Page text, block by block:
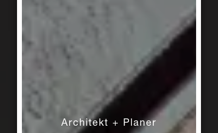
Architekt + Planer